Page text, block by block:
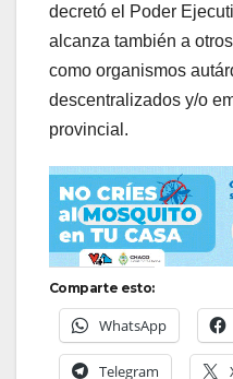
decretó el Poder
alcanza también a
como organismos
descentralizados y/o
provincial.
Comparte esto:
WhatsApp
Telegram